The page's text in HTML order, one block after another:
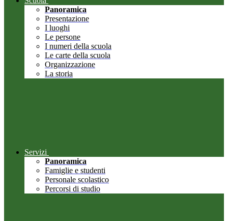
Panoramica
Presentazione
I luoghi
Le persone
I numeri della scuola
Le carte della scuola
Organizzazione
La storia
Servizi
Panoramica
Famiglie e studenti
Personale scolastico
Percorsi di studio